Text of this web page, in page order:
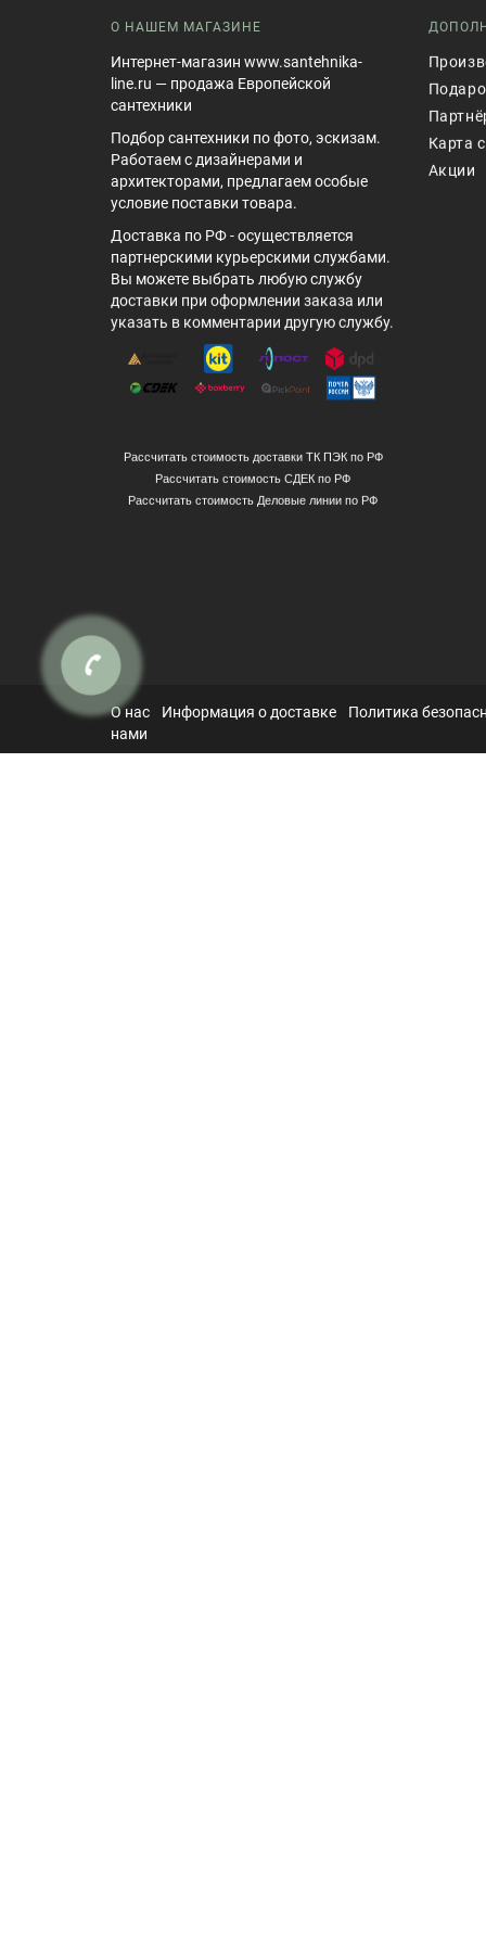
О НАШЕМ МАГАЗИНЕ
Интернет-магазин www.santehnika-
line.ru — продажа Европейской
сантехники
Подбор сантехники по фото, эскизам.
Работаем с дизайнерами и
архитекторами, предлагаем особые
условие поставки товара.
Доставка по РФ - осуществляется
партнерскими курьерскими службами.
Вы можете выбрать любую службу
доставки при оформлении заказа или
указать в комментарии другую службу.
Рассчитать стоимость доставки ТК ПЭК по РФ
Рассчитать стоимость СДЕК по РФ
Рассчитать стоимость Деловые линии по РФ
Карта
Акции
О нас Информация о доставке
Политика
нами